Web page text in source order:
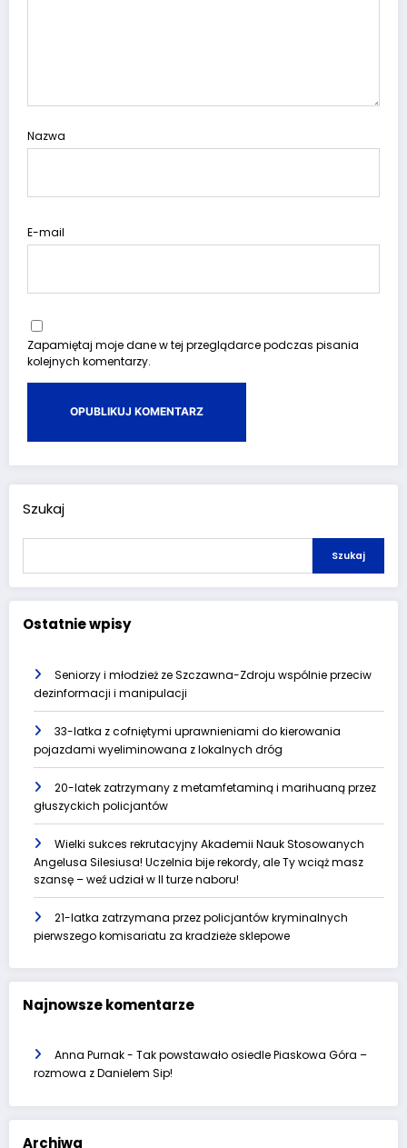
Nazwa
E-mail
Zapamiętaj moje dane w tej przeglądarce podczas pisania
kolejnych komentarzy.
Szukaj
Szukaj
Ostatnie wpisy
Seniorzy i młodzież ze Szczawna-Zdroju wspólnie przeciw
dezinformacji i manipulacji
33-latka z cofniętymi uprawnieniami do kierowania
pojazdami wyeliminowana z lokalnych dróg
20-latek zatrzymany z metamfetaminą i marihuaną przez
głuszyckich policjantów
Wielki sukces rekrutacyjny Akademii Nauk Stosowanych
Angelusa Silesiusa! Uczelnia bije rekordy, ale Ty wciąż masz
szansę – weź udział w II turze naboru!
21-latka zatrzymana przez policjantów kryminalnych
pierwszego komisariatu za kradzieże sklepowe
Najnowsze komentarze
Anna Purnak- Tak powstawało osiedle Piaskowa Góra –
rozmowa z Danielem Sip!
Archiwa